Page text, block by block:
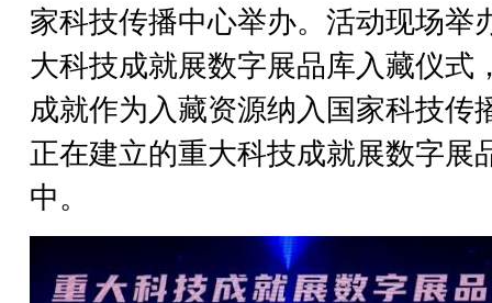
家科技传播中心举办。活动现场举
大科技成就展数字展品库入藏仪式
成就作为入藏资源纳入国家科技传
正在建立的重大科技成就展数字展
中。